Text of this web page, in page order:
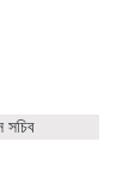
সচিব